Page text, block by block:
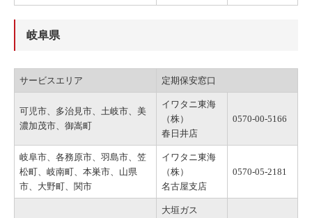
岐阜県
サービスエリア 定期保安窓口
可児市、多治見市、土岐市、美
濃加茂市、御嵩町
イワタニ東海
（株）
春日井店
0570-00-5166
岐阜市、各務原市、羽島市、笠
松町、岐南町、本巣市、山県
市、大野町、関市
イワタニ東海
（株）
名古屋支店
0570-05-2181
大垣ガス